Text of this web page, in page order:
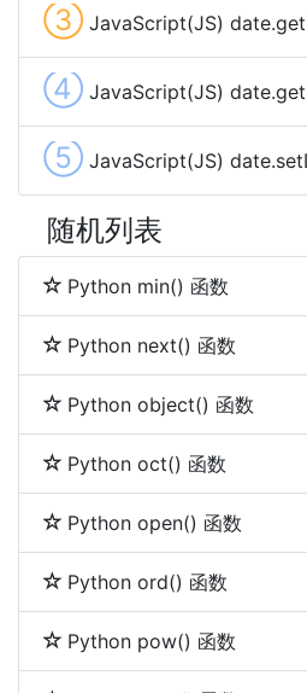
③ JavaScript(JS)
④ JavaScript(JS)
⑤ JavaScript(JS)
随机列表
Python min() 函数
Python next() 函数
Python object() 函数
Python oct() 函数
Python open() 函数
Python ord() 函数
Python pow() 函数